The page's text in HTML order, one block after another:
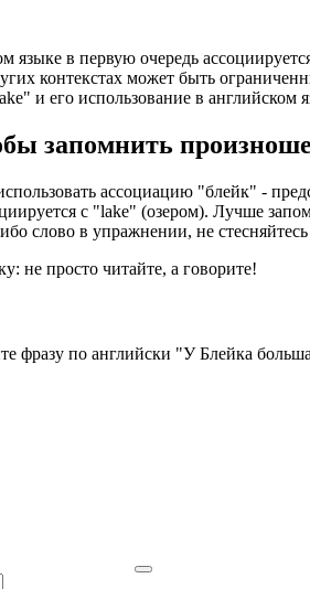
языке в первую очередь
контекстах может быть
и его использование в английском
запомнить
ассоциацию "блейк" -
с "lake" (озером). Лучше
слово в упражнении, не
не просто читайте, а говорите!
фразу по английски "У Блейка